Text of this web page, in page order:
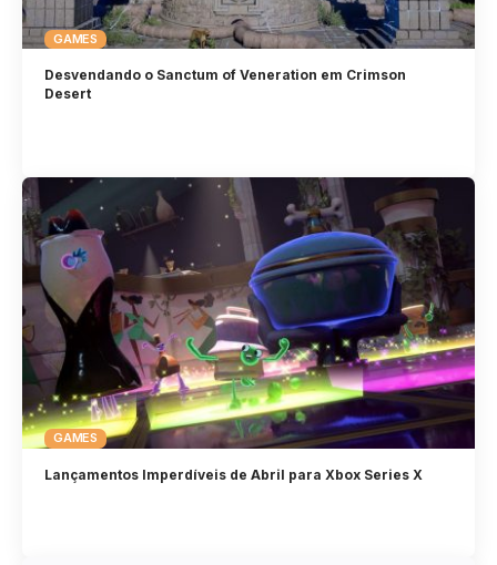
GAMES
Desvendando o Sanctum of Veneration em Crimson
Desert
GAMES
Lançamentos Imperdíveis de Abril para Xbox Series X